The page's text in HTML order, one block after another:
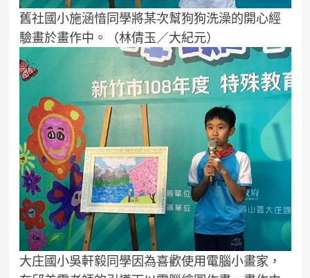
舊社國小施涵愔同學將某次幫狗狗洗澡的開心經
驗畫於畫作中。（林倩玉／大紀元）
大庄國小吳軒毅同學因為喜歡使用電腦小畫家，